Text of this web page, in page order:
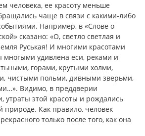
человека, ее красоту меньше
чаще в связи с какими-либо
Например, в «Слове о
сказано: «О, светло светлая и
Руськая! И многими красотами
многыми удивлена еси, реками и
горами, крутыми холми,
чистыми польми, дивными зверьми,
Видимо, в преддверии
утраты этой красоты и рождались
природе. Как правило, человек
только после того, как она